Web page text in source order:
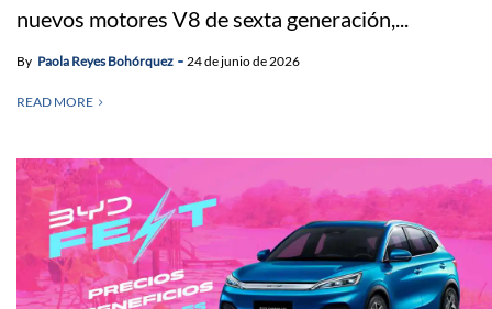
nuevos motores V8 de sexta generación,...
By Paola Reyes Bohórquez 24 de junio de 2026
READ MORE